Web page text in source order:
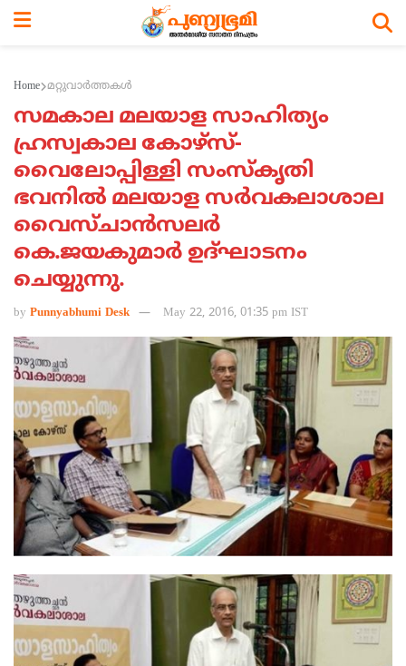
Home മറ്റുവാര്‍ത്തകള്‍
സമകാല മലയാള സാഹിത്യം
ഹ്രസ്വകാല കോഴ്‌സ്-
വൈലോപ്പിള്ളി സംസ്‌കൃതി
ഭവനില്‍ മലയാള സര്‍വകലാശാല
വൈസ്ചാന്‍സലര്‍
കെ.ജയകുമാര്‍ ഉദ്ഘാടനം
ചെയ്യുന്നു.
by Punnyabhumi Desk May 22, 2016, 01:35 pm IST